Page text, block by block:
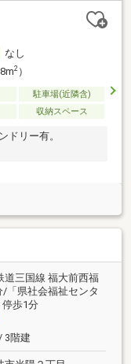
なし
2）
駐車場(近隣含)
収納スペース
リー有。
道三国線 福大前西福
/「県社会福祉センタ
歩1分
3階建